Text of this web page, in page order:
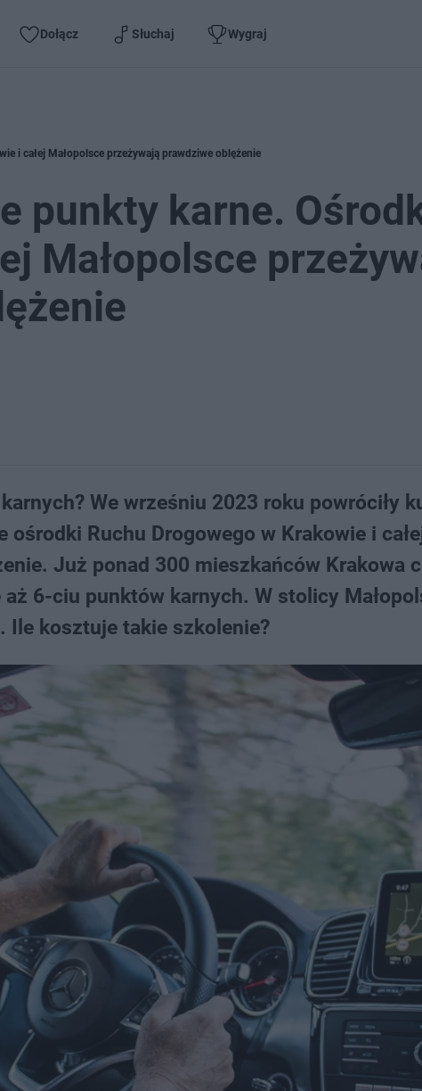
Dołącz Słuchaj Wygraj
i całej Małopolsce przeżywają prawdziwe oblężenie
punkty karne.
Małopolsce
We wrześniu 2023 roku powróciły
ośrodki Ruchu Drogowego w Krakowie i
Już ponad 300 mieszkańców Krakowa
6-ciu punktów karnych. W stolicy
kosztuje takie szkolenie?